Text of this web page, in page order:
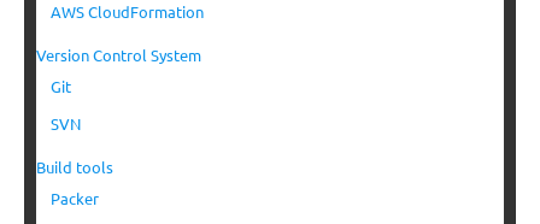
AWS CloudFormation
Version Control System
Git
SVN
Build tools
Packer